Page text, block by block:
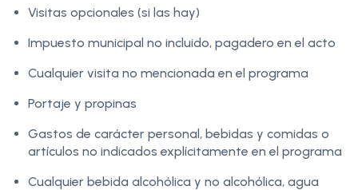
Visitas opcionales (si las hay)
Impuesto municipal no incluido, pagadero en el acto
Cualquier visita no mencionada en el programa
Portaje y propinas
Gastos de carácter personal, bebidas y comidas o
artículos no indicados explícitamente en el programa
Cualquier bebida alcohólica y no alcohólica, agua